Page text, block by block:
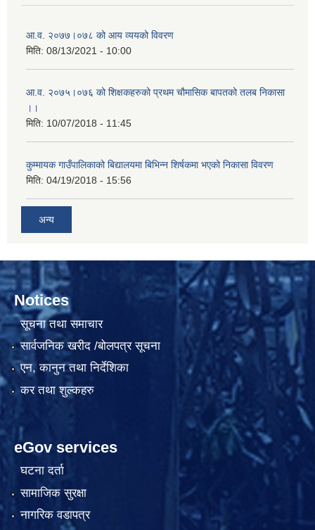
आ.व. २०७७।०७८ को आय व्ययको विवरण
मिति: 08/13/2021 - 10:00
आ.व. २०७५।०७६ को शिक्षकहरुको प्रथम चौमासिक बापतको तलब निकासा
।।
मिति: 10/07/2018 - 11:45
कुम्मायक गाउँपालिकाको बिद्यालयमा बिभिन्न शिर्षकमा भएको निकासा विवरण
मिति: 04/19/2018 - 15:56
अन्य
Notices
सूचना तथा समाचार
सार्वजनिक खरीद /बोलपत्र सूचना
एन, कानुन तथा निर्देशिका
कर तथा शुल्कहरु
eGov services
घटना दर्ता
सामाजिक सुरक्षा
नागरिक वडापत्र